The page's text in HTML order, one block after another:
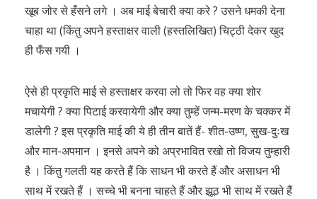
खूब जोर से हँसने लगे । अब माई बेचारी क्या करे ? उसने धमकी देना
चाहा था (किंतु अपने हस्ताक्षर वाली (हस्तलिखित) चिट्ठी देकर खुद
ही फँस गयी ।
ऐसे ही प्रकृति माई से हस्ताक्षर करवा लो तो फिर वह क्या शोर
मचायेगी ? क्या पिटाई करवायेगी और क्या तुम्हें जन्म-मरण के चक्कर में
डालेगी ? इस प्रकृति माई की ये ही तीन बातें हैं- शीत-उष्ण, सुख-दुःख
और मान-अपमान । इनसे अपने को अप्रभावित रखो तो विजय तुम्हारी
है । किंतु गलती यह करते हैं कि साधन भी करते हैं और असाधन भी
साथ में रखते हैं । सच्चे भी बनना चाहते हैं और झूठ भी साथ में रखते हैं